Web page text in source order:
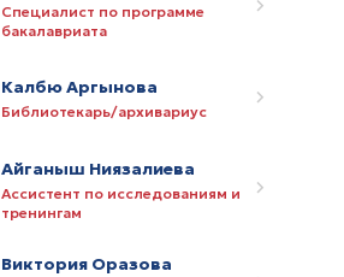
Специалист по программе
бакалавриата
Калбю Аргынова
Библиотекарь/архивариус
Айганыш Ниязалиева
Ассистент по исследованиям и
тренингам
Виктория Оразова